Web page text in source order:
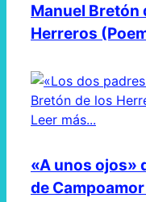
Manuel Bretón
Herreros
Leer más...
«A unos ojos»
de